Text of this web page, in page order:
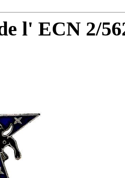
l' ECN 2/